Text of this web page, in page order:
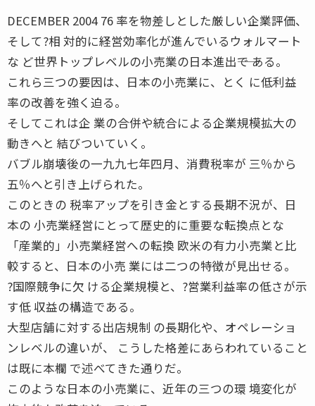
DECEMBER 2004 76 率を物差しとした厳しい企業評価、
そして?相 対的に経営効率化が進んでいるウォルマート
な ど世界トップレベルの小売業の日本進出――で ある。
これら三つの要因は、日本の小売業に、とく に低利益
率の改善を強く迫る。
そしてこれは企 業の合併や統合による企業規模拡大の
動きへと 結びついていく。
バブル崩壊後の一九九七年四月、消費税率が 三％から
五％へと引き上げられた。
このときの 税率アップを引き金とする長期不況が、日
本の 小売業経営にとって歴史的に重要な転換点とな
「産業的」小売業経営への転換 欧米の有力小売業と比
較すると、日本の小売 業には二つの特徴が見出せる。
?国際競争に欠 ける企業規模と、?営業利益率の低さが示
す低 収益の構造である。
大型店舗に対する出店規制 の長期化や、オペレーショ
ンレベルの違いが、 こうした格差にあらわれていること
は既に本欄 で述べてきた通りだ。
このような日本の小売業に、近年の三つの環 境変化が